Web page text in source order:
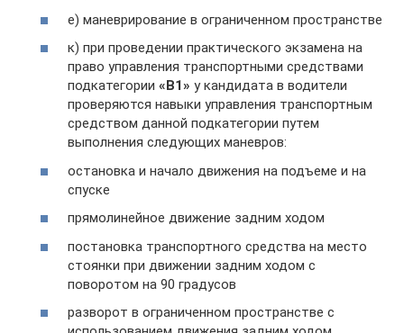
е) маневрирование в ограниченном пространстве
к) при проведении практического экзамена на
право управления транспортными средствами
подкатегории «В1» у кандидата в водители
проверяются навыки управления транспортным
средством данной подкатегории путем
выполнения следующих маневров:
остановка и начало движения на подъеме и на
спуске
прямолинейное движение задним ходом
постановка транспортного средства на место
стоянки при движении задним ходом с
поворотом на 90 градусов
разворот в ограниченном пространстве с